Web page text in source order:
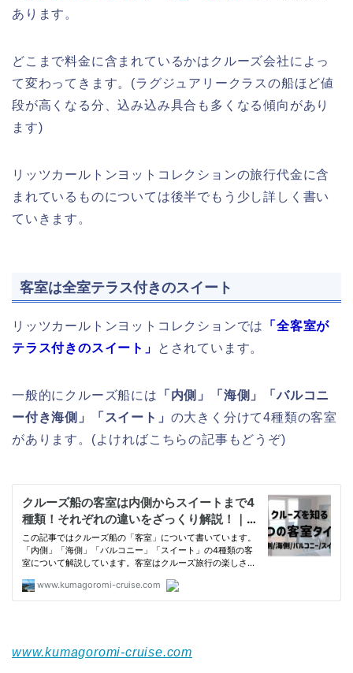
あります。
どこまで料金に含まれているかはクルーズ会社によっ
て変わってきます。(ラグジュアリークラスの船ほど値
段が高くなる分、込み込み具合も多くなる傾向があり
ます)
リッツカールトンヨットコレクションの旅行代金に含
まれているものについては後半でもう少し詳しく書い
ていきます。
客室は全室テラス付きのスイート
リッツカールトンヨットコレクションでは
「全客室が
テラス付きのスイート」
とされています。
一般的にクルーズ船には
「内側」「海側」「バルコニ
ー付き海側」「スイート」 の大きく分けて4種類の客室
があります。(よければこちらの記事もどうぞ)
www.kumagoromi-cruise.com